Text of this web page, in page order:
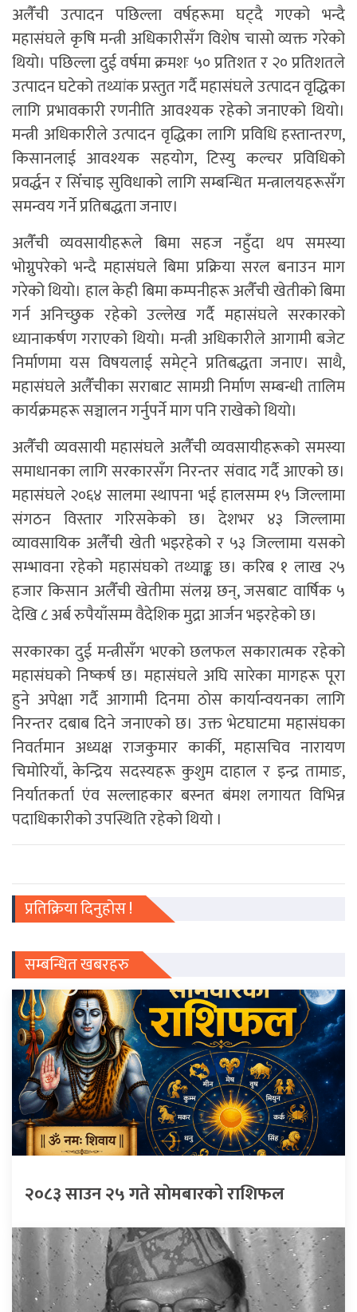
अलैँची उत्पादन पछिल्ला वर्षहरूमा घट्दै गएको भन्दै
महासंघले कृषि मन्त्री अधिकारीसँग विशेष चासो व्यक्त गरेको
थियो। पछिल्ला दुई वर्षमा क्रमशः ५० प्रतिशत र २० प्रतिशतले
उत्पादन घटेको तथ्यांक प्रस्तुत गर्दै महासंघले उत्पादन वृद्धिका
लागि प्रभावकारी रणनीति आवश्यक रहेको जनाएको थियो।
मन्त्री अधिकारीले उत्पादन वृद्धिका लागि प्रविधि हस्तान्तरण,
किसानलाई आवश्यक सहयोग, टिस्यु कल्चर प्रविधिको
प्रवर्द्धन र सिँचाइ सुविधाको लागि सम्बन्धित मन्त्रालयहरूसँग
समन्वय गर्ने प्रतिबद्धता जनाए।
अलैँची व्यवसायीहरूले बिमा सहज नहुँदा थप समस्या
भोग्नुपरेको भन्दै महासंघले बिमा प्रक्रिया सरल बनाउन माग
गरेको थियो। हाल केही बिमा कम्पनीहरू अलैँची खेतीको बिमा
गर्न अनिच्छुक रहेको उल्लेख गर्दै महासंघले सरकारको
ध्यानाकर्षण गराएको थियो। मन्त्री अधिकारीले आगामी बजेट
निर्माणमा यस विषयलाई समेट्ने प्रतिबद्धता जनाए। साथै,
महासंघले अलैँचीका सराबाट सामग्री निर्माण सम्बन्धी तालिम
कार्यक्रमहरू सञ्चालन गर्नुपर्ने माग पनि राखेको थियो।
अलैँची व्यवसायी महासंघले अलैँची व्यवसायीहरूको समस्या
समाधानका लागि सरकारसँग निरन्तर संवाद गर्दै आएको छ।
महासंघले २०६४ सालमा स्थापना भई हालसम्म १५ जिल्लामा
संगठन विस्तार गरिसकेको छ। देशभर ४३ जिल्लामा
व्यावसायिक अलैँची खेती भइरहेको र ५३ जिल्लामा यसको
सम्भावना रहेको महासंघको तथ्याङ्क छ। करिब १ लाख २५
हजार किसान अलैँची खेतीमा संलग्न छन्, जसबाट वार्षिक ५
देखि ८ अर्ब रुपैयाँसम्म वैदेशिक मुद्रा आर्जन भइरहेको छ।
सरकारका दुई मन्त्रीसँग भएको छलफल सकारात्मक रहेको
महासंघको निष्कर्ष छ। महासंघले अघि सारेका मागहरू पूरा
हुने अपेक्षा गर्दै आगामी दिनमा ठोस कार्यान्वयनका लागि
निरन्तर दबाब दिने जनाएको छ। उक्त भेटघाटमा महासंघका
निवर्तमान अध्यक्ष राजकुमार कार्की, महासचिव नारायण
चिमोरियाँ, केन्द्रिय सदस्यहरू कुशुम दाहाल र इन्द्र तामाङ,
निर्यातकर्ता एंव सल्लाहकार बस्नत बंमश लगायत विभिन्न
पदाधिकारीको उपस्थिति रहेको थियो ।
प्रतिक्रिया दिनुहोस !
सम्बन्धित खबरहरु
२०८३ साउन २५ गते साेमबारको राशिफल